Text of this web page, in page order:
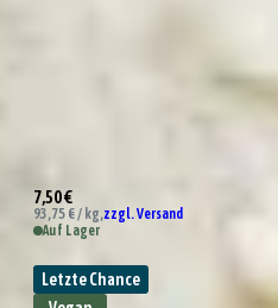
7,50 €
93,75 € / kg,zzgl. Versand
Auf Lager
Letzte Chance